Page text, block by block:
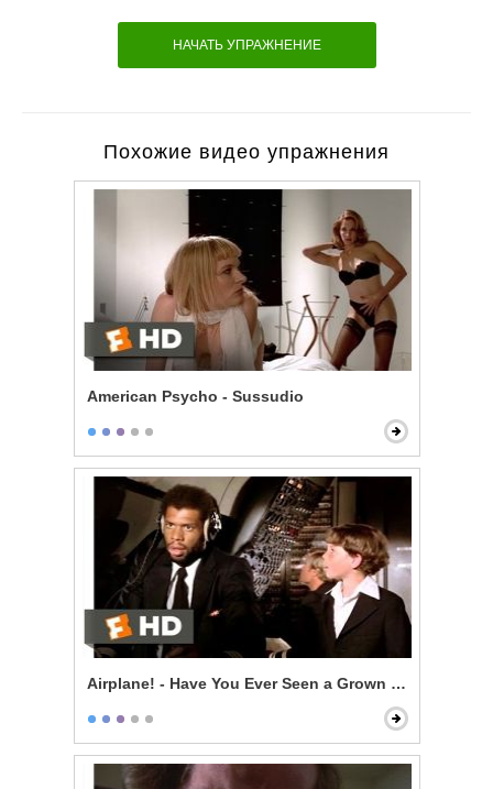
НАЧАТЬ УПРАЖНЕНИЕ
Похожие видео упражнения
American Psycho - Sussudio
Airplane! - Have You Ever Seen a Grown Man Naked?